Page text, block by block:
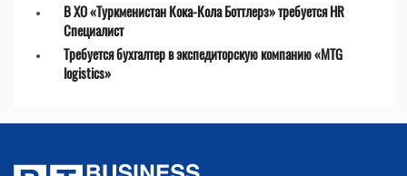
В ХО «Туркменистан Кока-Кола Боттлерз» требуется HR
Специалист
Требуется бухгалтер в экспедиторскую компанию «MTG
logistics»